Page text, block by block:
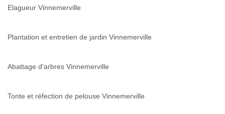
Elagueur Vinnemerville
Plantation et entretien de jardin Vinnemerville
Abattage d'arbres Vinnemerville
Tonte et réfection de pelouse Vinnemerville